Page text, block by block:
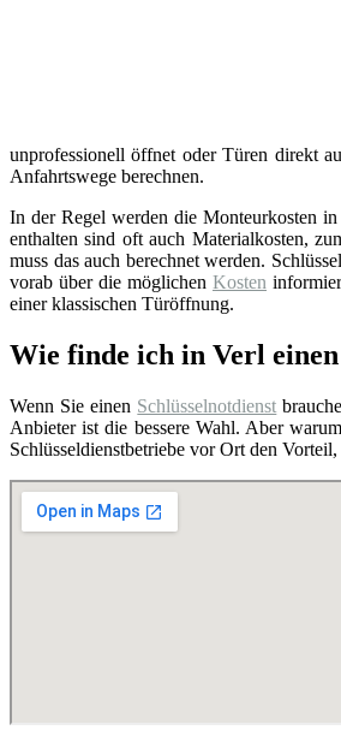
unprofessionell öffnet oder Türen direkt
Anfahrtswege berechnen.
In der Regel werden die Monteurkosten
enthalten sind oft auch Materialkosten,
muss das auch berechnet werden.
vorab über die möglichen Kosten
einer klassischen Türöffnung.
Wie finde ich in Verl
Wenn Sie einen Schlüsselnotdienst
Anbieter ist die bessere Wahl. Aber
Schlüsseldienstbetriebe vor Ort den